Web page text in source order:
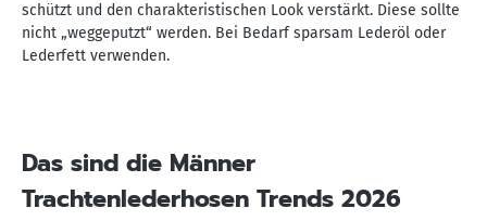
schützt und den charakteristischen Look verstärkt. Diese sollte
nicht „weggeputzt“ werden. Bei Bedarf sparsam Lederöl oder
Lederfett verwenden.
Das sind die Männer
Trachtenlederhosen Trends 2026